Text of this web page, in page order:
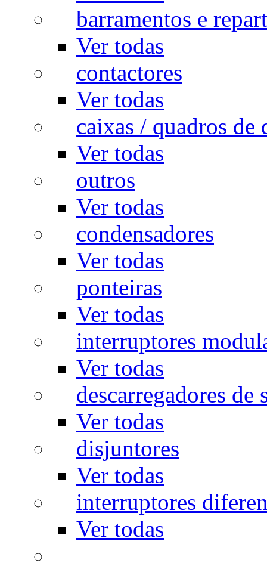
barramentos e
Ver todas
contactores
Ver todas
caixas / quadros de
Ver todas
outros
Ver todas
condensadores
Ver todas
ponteiras
Ver todas
interruptores
Ver todas
descarregadores de
Ver todas
disjuntores
Ver todas
interruptores
Ver todas